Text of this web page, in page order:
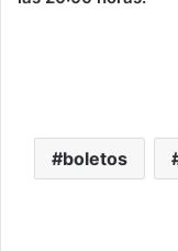
boletos